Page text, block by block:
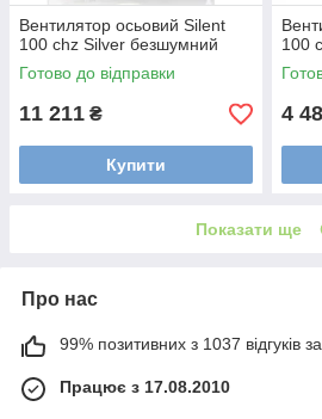
Вентилятор осьовий Silent
100 chz Silver безшумний
Готово до відправки
11 211 ₴
Купити
100
4
Показати ще
Про нас
99% позитивних з 1037 відгуків за
Працює з 17.08.2010